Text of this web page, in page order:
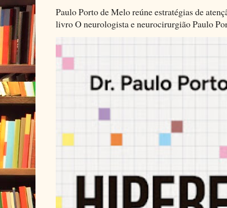
Paulo Porto de Melo reúne estratégias de
livro O neurologista e neurocirurgião Paulo